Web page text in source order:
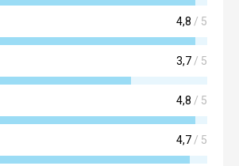
4,8 / 5
3,7/ 5
4,8 / 5
4,7/ 5